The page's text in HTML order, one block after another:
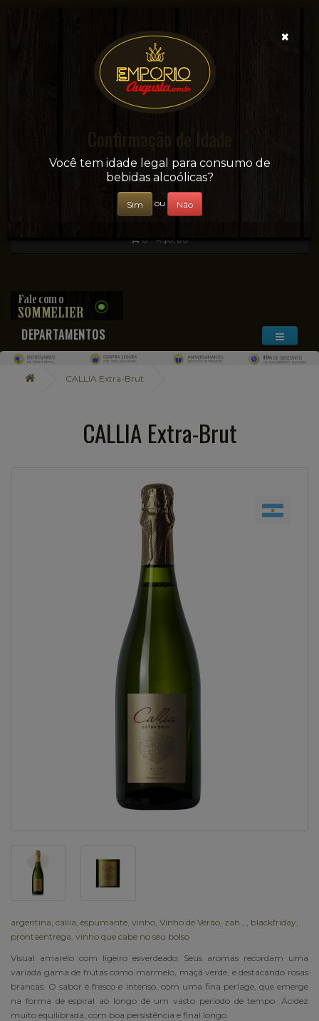
Sua conveniência e adega on-line!
0 - R$0,00
DEPARTAMENTOS
CALLIA Extra-Brut
CALLIA Extra-Brut
argentina callia espumante vinho Vinho de Verão zah. blackfriday
prontaentrega vinho que cabe no seu bolso
Visual amarelo com ligeiro esverdeado. Seus aromas recordam uma
variada gama de frutas como marmelo, maçã verde, e destacando rosas
brancas. O sabor é fresco e intenso, com uma fina perlage, que emerge
na forma de espiral ao longo de um vasto período de tempo. Acidez
muito equilibrada, com boa persistência e final longo.
×
Confirmação de Idade
Você tem idade legal para consumo de
bebidas alcoólicas?
Sim ou Não